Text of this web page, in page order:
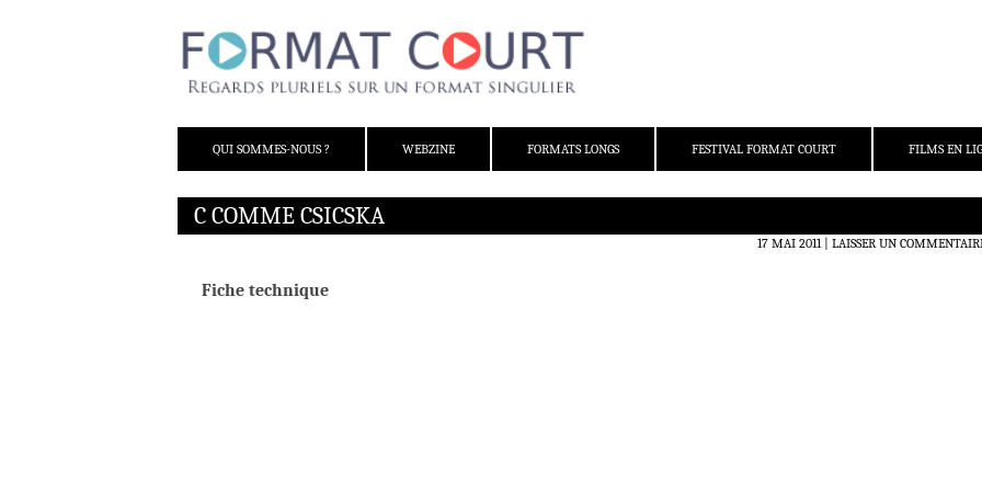
QUI SOMMES-NOUS ?
WEBZINE FORMATS LONGS FESTIVAL FORMAT COURT FILMS EN
C COMME CSICSKA
17 MAI 2011 LAISSER UN
Fiche technique